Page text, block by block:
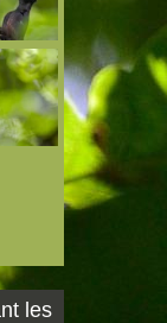
les